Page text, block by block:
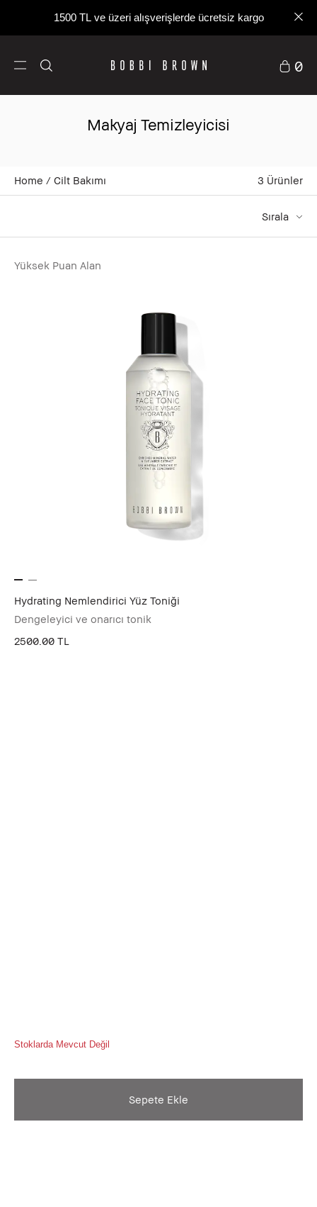
1500 TL ve üzeri alışverişlerde ücretsiz kargo
0
Makyaj Temizleyicisi
Home Cilt Bakımı 3 Ürünler
Sırala
Yüksek Puan Alan
Hydrating Nemlendirici Yüz Toniği
Dengeleyici ve onarıcı tonik
2500.00 TL
Stoklarda Mevcut Değil
Sepete Ekle